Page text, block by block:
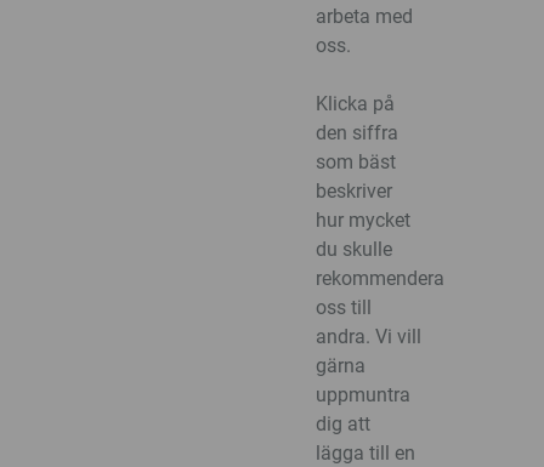
arbeta med
oss.
Klicka på
den siffra
som bäst
beskriver
hur mycket
du skulle
rekommendera
oss till
andra. Vi vill
gärna
uppmuntra
dig att
lägga till en